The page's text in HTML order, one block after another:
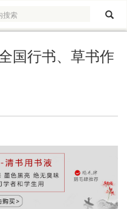
国行书、草书作